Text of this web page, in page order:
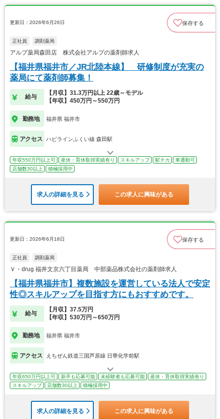
更新日：2026年6月26日 保存する
正社員 調剤薬局
アルプ薬局森田店 株式会社アルプの薬剤師求人
【福井県福井市／JR北陸本線】 研修制度が充実の
薬局にて薬剤師募集！
給与
【月収】31.3万円以上 22歳～モデル
【年収】450万円～550万円
勤務地 福井県 福井市
アクセス ハピラインふくい線 森田駅
年収550万円以上可 産休・育休取得実績有り スキルアップ 駅チカ
車通勤可
店舗数30以上
積極採用中
求人の詳細を見る この求人に興味がある
更新日：2026年6月18日 保存する
正社員 調剤薬局
Ｖ・drug 福井文京六丁目薬局 中部薬品株式会社の薬剤師求人
【福井県福井市】複数施設を運営している法人で安定
性◎スキルアップを目指す方にもおすすめです。
給与
【月収】37.5万円
【年収】530万円～650万円
勤務地 福井県 福井市
アクセス えちぜん鉄道三国芦原線 日華化学前駅
年収650万円以上可 新卒も応募可能 未経験者も応募可能
産休・育休取得実績有り
スキルアップ
店舗数30以上 積極採用中
求人の詳細を見る この求人に興味がある